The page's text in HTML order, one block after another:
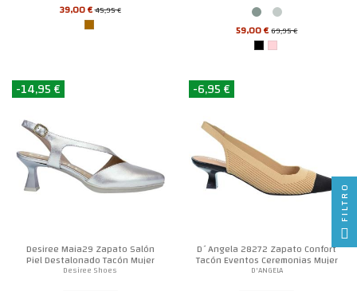
39,00 €45,95 €
59,00 €69,95 €
-14,95 €
Desiree Maia29 Zapato Salón
Piel Destalonado Tacón Mujer
Desiree Shoes
-6,95 €
D´Angela 28272 Zapato Confort
Tacón Eventos Ceremonias Mujer
D'ANGELA
FILTRO